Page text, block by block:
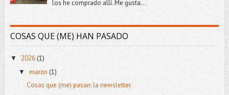
los he comprado allí. Me gusta...
COSAS QUE (ME) HAN PASADO
▼ 2026 (1)
▼ marzo (1)
Cosas que (me) pasan: la newsletter.